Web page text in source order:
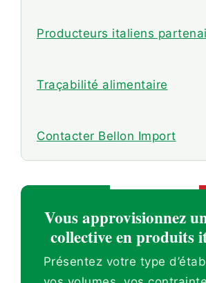
Producteurs italiens
Traçabilité alimentaire
Contacter Bellon Import
Vous approvisionnez
collective en produits
Présentez votre type